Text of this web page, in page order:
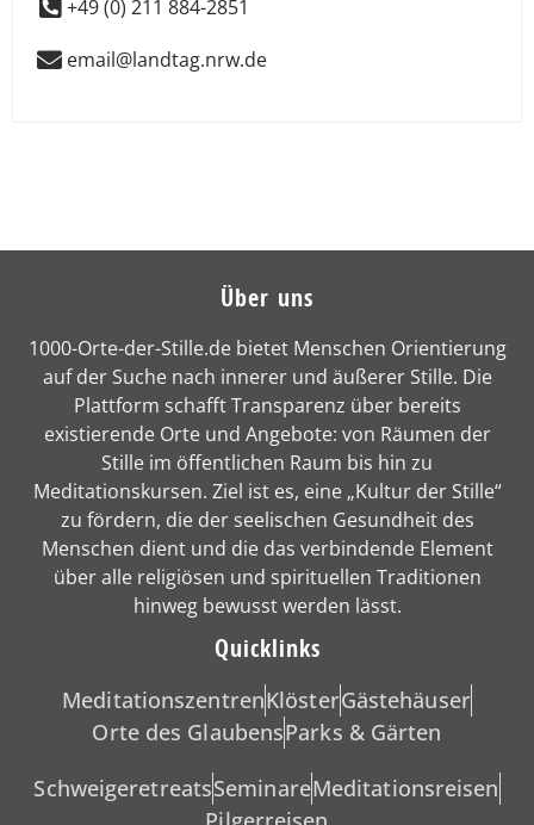
+49 (0) 211 884-2851
email@landtag.nrw.de
Über uns
1000-Orte-der-Stille.de bietet Menschen Orientierung
auf der Suche nach innerer und äußerer Stille. Die
Plattform schafft Transparenz über bereits
existierende Orte und Angebote: von Räumen der
Stille im öffentlichen Raum bis hin zu
Meditationskursen. Ziel ist es, eine „Kultur der Stille“
zu fördern, die der seelischen Gesundheit des
Menschen dient und die das verbindende Element
über alle religiösen und spirituellen Traditionen
hinweg bewusst werden lässt.
Quicklinks
MeditationszentrenKlösterGästehäuser
Orte des GlaubensParks & Gärten
SchweigeretreatsSeminareMeditationsreisen